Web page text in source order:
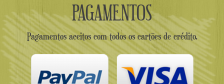
PAGAMENTOS
Pagamentos aceitos com todos os cartões de crédito.